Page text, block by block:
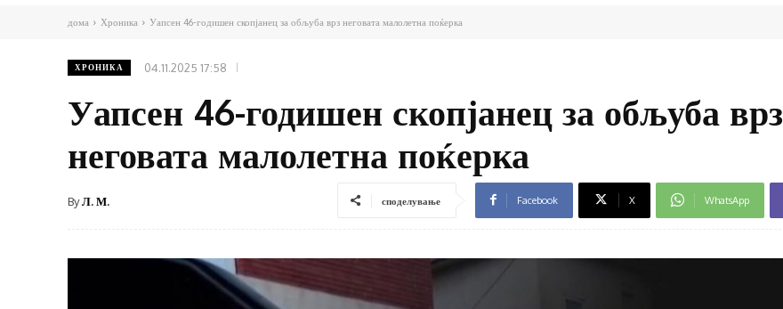
дома Хроника Уапсен 46-годишен скопјанец за обљуба врз неговата малолетна поќерка
ХРОНИКА 04.11.2025 17:58
Уапсен 46-годишен скопјанец за обљуба врз
неговата малолетна поќерка
ByЛ. М. споделување Facebook X WhatsApp